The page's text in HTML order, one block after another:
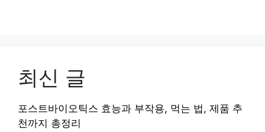
최신 글
포스트바이오틱스 효능과 부작용, 먹는 법, 제품 추
천까지 총정리